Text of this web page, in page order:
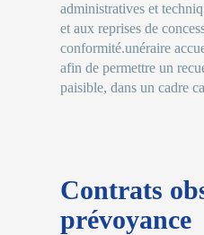
administratives et
et aux reprises de
conformité.unéraire
afin de permettre un
paisible, dans un cadre
Contrats
prévoyance